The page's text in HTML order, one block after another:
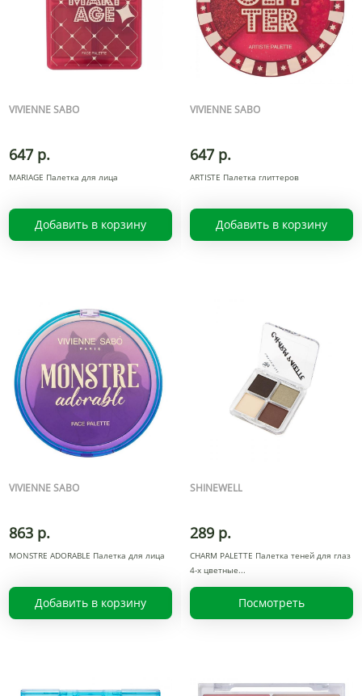
VIVIENNE SABO
647 р.
MARIAGE Палетка для лица
Добавить в корзину
VIVIENNE SABO
647 р.
ARTISTE Палетка глиттеров
Добавить в корзину
VIVIENNE SABO
863 р.
MONSTRE ADORABLE Палетка для лица
Добавить в корзину
SHINEWELL
289 р.
CHARM PALETTE Палетка теней для глаз
4-х цветные
Посмотреть